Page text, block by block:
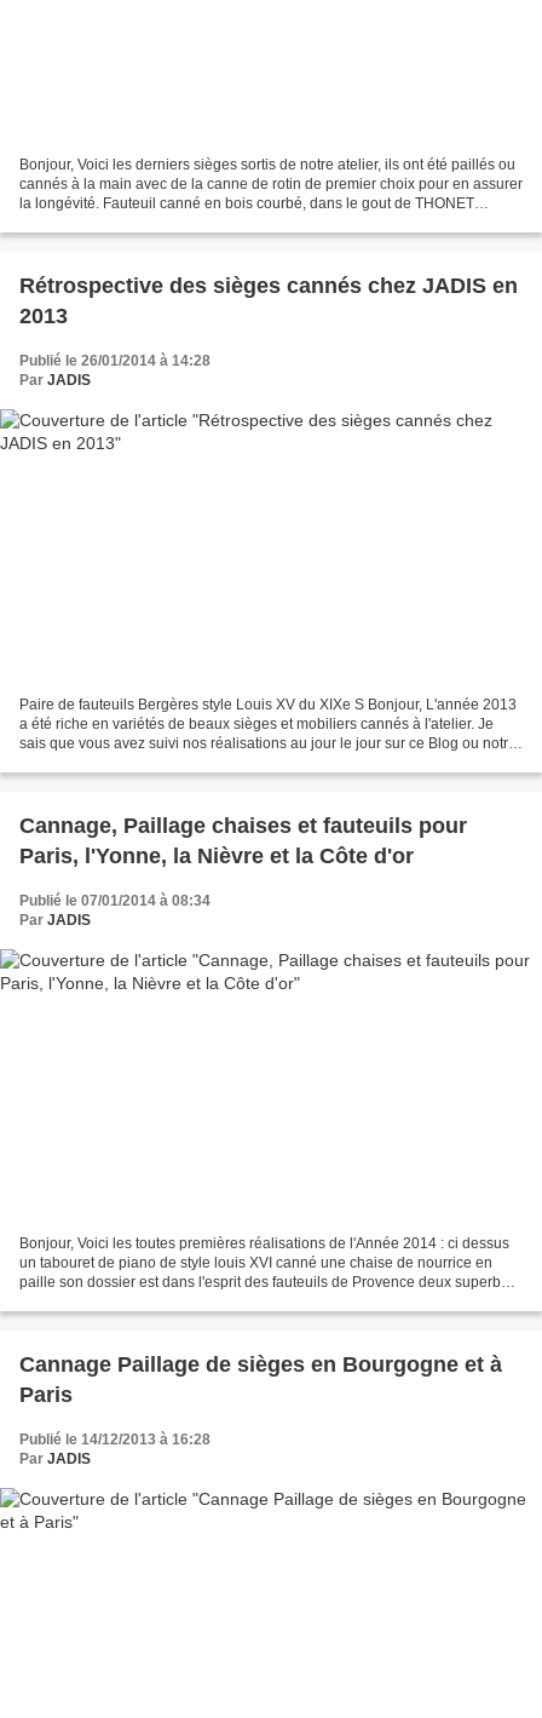
Bonjour, Voici les derniers sièges sortis de notre atelier, ils ont été paillés ou
cannés à la main avec de la canne de rotin de premier choix pour en assurer
la longévité. Fauteuil canné en bois courbé, dans le gout de THONET
Rétrospective des sièges cannés chez JADIS en
2013
Publié le 26/01/2014 à 14:28
Par JADIS
Paire de fauteuils Bergères style Louis XV du XIXe S Bonjour, L'année 2013
a été riche en variétés de beaux sièges et mobiliers cannés à l'atelier. Je
sais que vous avez suivi nos réalisations au jour le jour sur ce Blog ou notre
Cannage, Paillage chaises et fauteuils pour
Paris, l'Yonne, la Nièvre et la Côte d'or
Publié le 07/01/2014 à 08:34
Par JADIS
Bonjour, Voici les toutes premières réalisations de l'Année 2014 : ci dessus
un tabouret de piano de style louis XVI canné une chaise de nourrice en
paille son dossier est dans l'esprit des fauteuils de Provence deux superbes
Cannage Paillage de sièges en Bourgogne et à
Paris
Publié le 14/12/2013 à 16:28
Par JADIS